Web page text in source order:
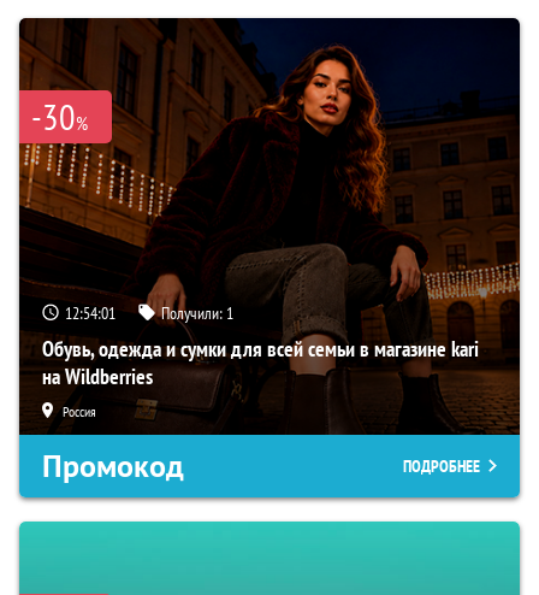
-30%
12:54:00 Получили: 1
Обувь, одежда и сумки для всей семьи в магазине kari
на Wildberries
Россия
Промокод ПОДРОБНЕЕ